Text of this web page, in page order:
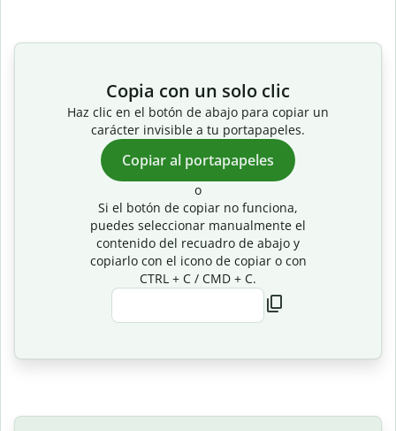
Copia con un solo clic
Haz clic en el botón de abajo para copiar un
carácter invisible a tu portapapeles.
Copiar al portapapeles
o
Si el botón de copiar no funciona,
puedes seleccionar manualmente el
contenido del recuadro de abajo y
copiarlo con el icono de copiar o con
CTRL + C / CMD + C.